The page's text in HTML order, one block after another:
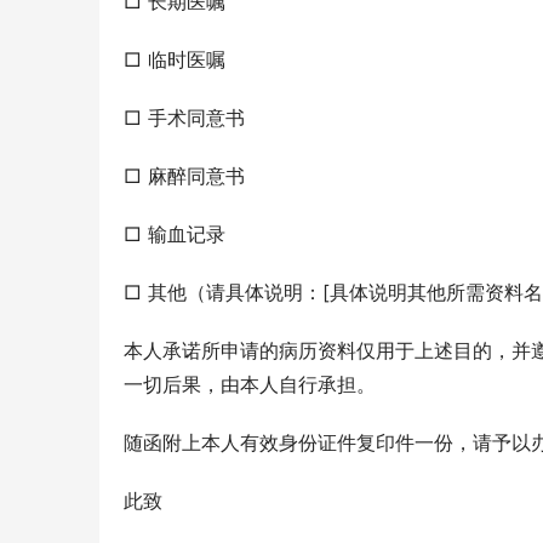
□ 临时医嘱
□ 手术同意书
□ 麻醉同意书
□ 输血记录
□ 其他（请具体说明：[具体说明其他所需资料
本人承诺所申请的病历资料仅用于上述目的，
一切后果，由本人自行承担。
随函附上本人有效身份证件复印件一份，请予以
此致